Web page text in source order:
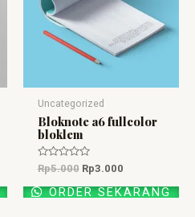
Uncategorized
Bloknote a6 fullcolor
bloklem
Dinilai
0
dari
5
Rp5.000 Rp3.000
ORDER SEKARANG